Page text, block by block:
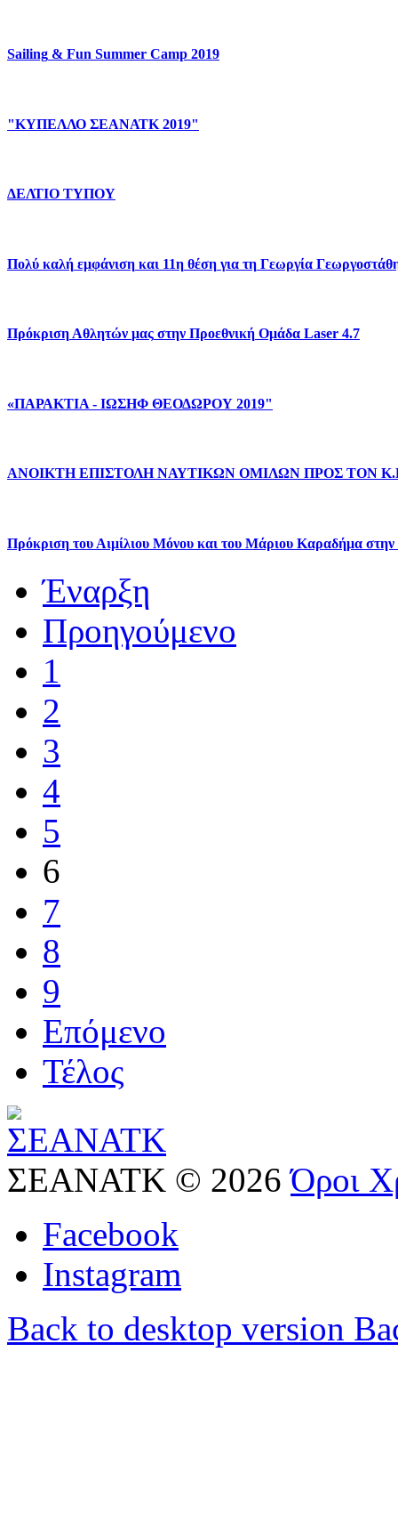
Sailing & Fun Summer Camp 2019
"ΚΥΠΕΛΛΟ ΣΕΑΝΑΤΚ 2019"
ΔΕΛΤΙΟ ΤΥΠΟΥ
Πολύ καλή εμφάνιση και 11η θέση για τη Γεωργία
ΠρόκρισηΑθλητών μας στην Προεθνική Ομάδα Laser 4.7
«ΠΑΡΑΚΤΙΑ - ΙΩΣΗΦ ΘΕΟΔΩΡΟΥ 2019"
ΑΝΟΙΚΤΗ ΕΠΙΣΤΟΛΗ ΝΑΥΤΙΚΩΝ ΟΜΙΛΩΝ ΠΡΟΣ ΤΟΝ
Πρόκριση του Αιμίλιου Μόνου και του Μάριου Καραδήμα στην
Έναρξη
Προηγούμενο
1
2
3
4
5
6
7
8
9
Επόμενο
Τέλος
ΣΕΑΝΑΤΚ © 2026 Όροι
Facebook
Instagram
Back to desktop version